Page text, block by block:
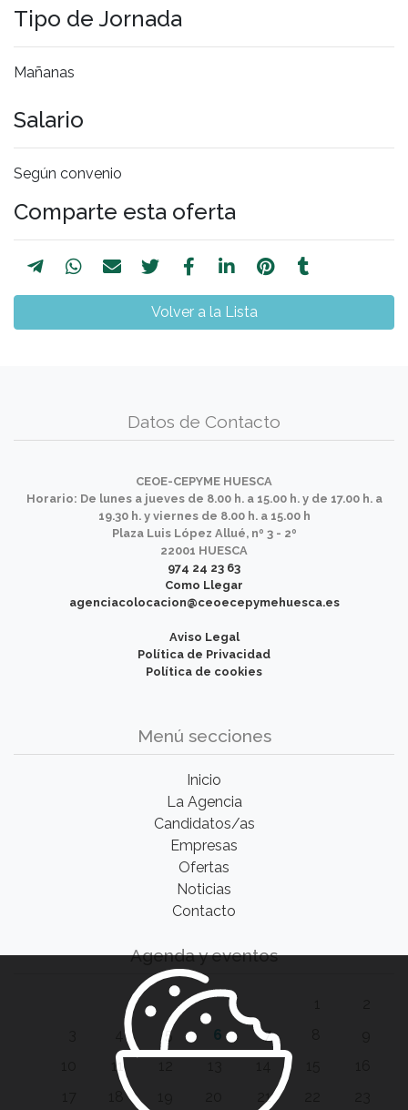
Tipo de Jornada
Mañanas
Salario
Según convenio
Comparte esta oferta
Volver a la Lista
Datos de Contacto
CEOE-CEPYME HUESCA
Horario: De lunes a jueves de 8.00 h. a 15.00 h. y de 17.00 h. a
19.30 h. y viernes de 8.00 h. a 15.00 h
Plaza Luis López Allué, nº 3 - 2º
22001 HUESCA
974 24 23 63
Como Llegar
agenciacolocacion@ceoecepymehuesca.es
Aviso Legal
Política de Privacidad
Política de cookies
Menú secciones
Inicio
La Agencia
Candidatos/as
Empresas
Ofertas
Noticias
Contacto
Agenda y eventos
5 6 7
11
21